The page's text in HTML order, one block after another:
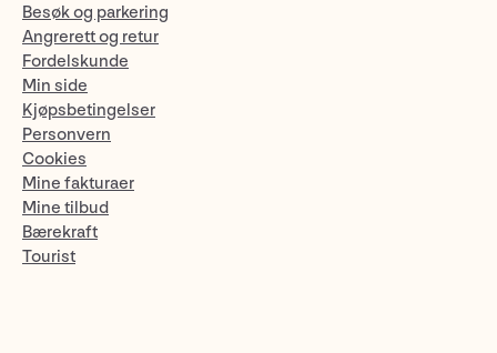
Besøk og parkering
Angrerett og retur
Fordelskunde
Min side
Kjøpsbetingelser
Personvern
Cookies
Mine fakturaer
Mine tilbud
Bærekraft
Tourist